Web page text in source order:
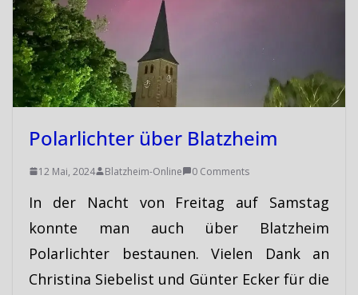
Polarlichter über Blatzheim
12 Mai, 2024 Blatzheim-Online 0 Comments
In der Nacht von Freitag auf Samstag
konnte man auch über Blatzheim
Polarlichter bestaunen. Vielen Dank an
Christina Siebelist und Günter Ecker für die